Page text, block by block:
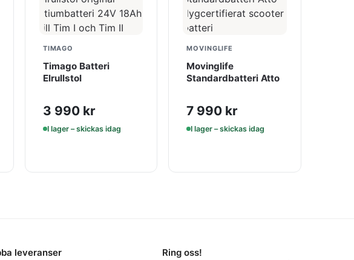
TIMAGO
Timago Batteri
Elrullstol
3 990 kr
I lager – skickas idag
MOVINGLIFE
Movinglife
Standardbatteri Atto
7 990 kr
I lager – skickas idag
leveranser Ring oss!